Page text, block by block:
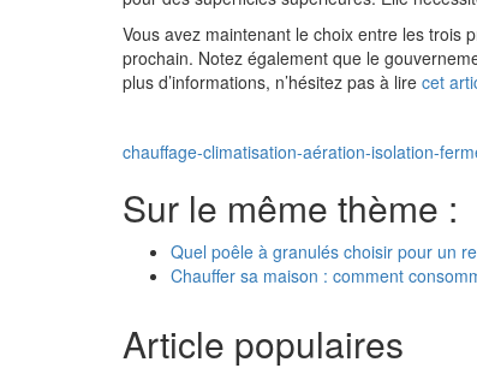
Vous avez maintenant le choix entre les trois
prochain. Notez également que le
plus d’informations, n’hésitez pas à lire cet
chauffage-climatisation-aération-isolation-
Sur le même thème :
Quel poêle à granulés choisir pour un
Chauffer sa maison : comment
Article populaires